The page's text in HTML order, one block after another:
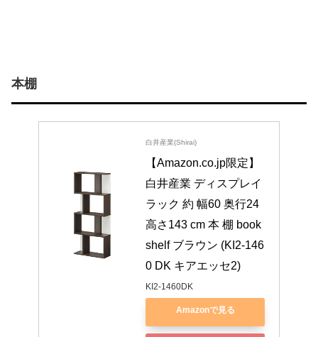
本棚
白井産業(Shirai)
【Amazon.co.jp限定】
白井産業 ディスプレイ
ラック 約 幅60 奥行24
高さ143 cm 本 棚 book
shelf ブラウン (KI2-146
0 DK キアエッセ2)
KI2-1460DK
Amazonで見る